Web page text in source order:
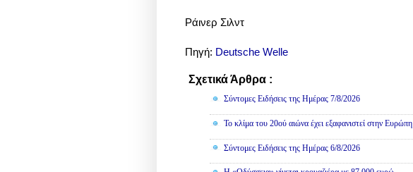
Ράινερ Σιλντ
Πηγή: Deutsche Welle
Σχετικά Άρθρα :
Σύντομες Ειδήσεις της Ημέρας 7/8/2026
Το κλίμα του 20ού αιώνα έχει εξαφανιστεί στην Ευρώπη
Σύντομες Ειδήσεις της Ημέρας 6/8/2026